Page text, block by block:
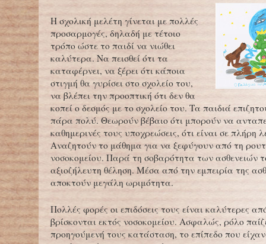
Η σχολική μελέτη γίνεται με πολλές
προσαρμογές, δηλαδή με τέτοιο
τρόπο ώστε το παιδί να νιώθει
καλύτερα. Να πεισθεί ότι τα
καταφέρνει, να ξέρει ότι κάποια
στιγμή θα γυρίσει στο σχολείο του,
να βλέπει την προοπτική ότι δεν θα
κοπεί ο δεσμός με το σχολείο του. Τα παιδιά
πάρα πολύ. Θεωρούν βέβαιο ότι μπορούν να
καθημερινές τους υποχρεώσεις, ότι είναι σε πλήρη
Αναζητούν το μάθημα για να ξεφύγουν από τη
νοσοκομείου. Παρά τη σοβαρότητα των ασθενειών
αξιοζήλευτη θέληση. Μέσα από την εμπειρία της
αποκτούν μεγάλη ωριμότητα.
Πολλές φορές οι επιδόσεις τους είναι καλύτερες
βρίσκονται εκτός νοσοκομείου. Ασφαλώς, ρόλο
προηγούμενή τους κατάσταση, το επίπεδο που